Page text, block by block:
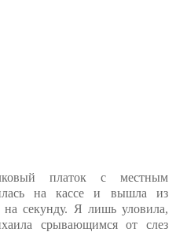
платок с местным
на кассе и вышла из
на секунду. Я лишь уловила,
срывающимся от слез